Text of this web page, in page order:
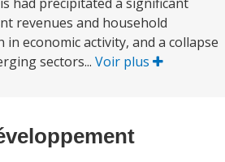
revenues and household
in economic activity, and a collapse
sectors... Voir plus